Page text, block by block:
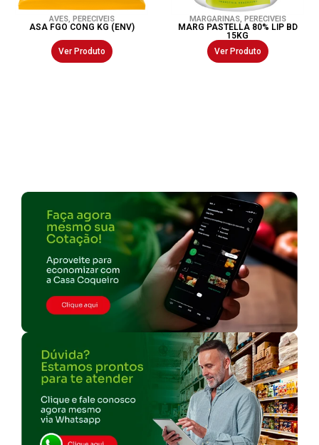
AVES, PERECIVEIS
ASA FGO CONG KG (ENV)
Ver Produto
MARGARINAS, PERECIVEIS
MARG PASTELLA 80% LIP BD
15KG
Ver Produto